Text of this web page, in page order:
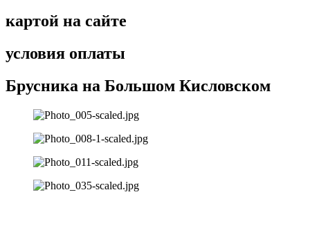
картой на сайте
условия оплаты
Брусника на Большом Кисловском